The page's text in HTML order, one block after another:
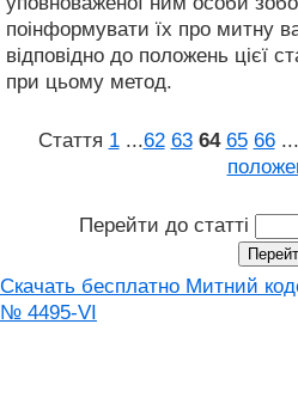
поінформувати їх про митну
відповідно до положень цієї
при цьому метод.
Стаття 1 ...62 63 64 65 66 ...
Перейти до статті
Скачать бесплатно Митний
№ 4495-VI